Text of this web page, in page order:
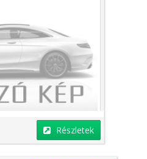
Részletek